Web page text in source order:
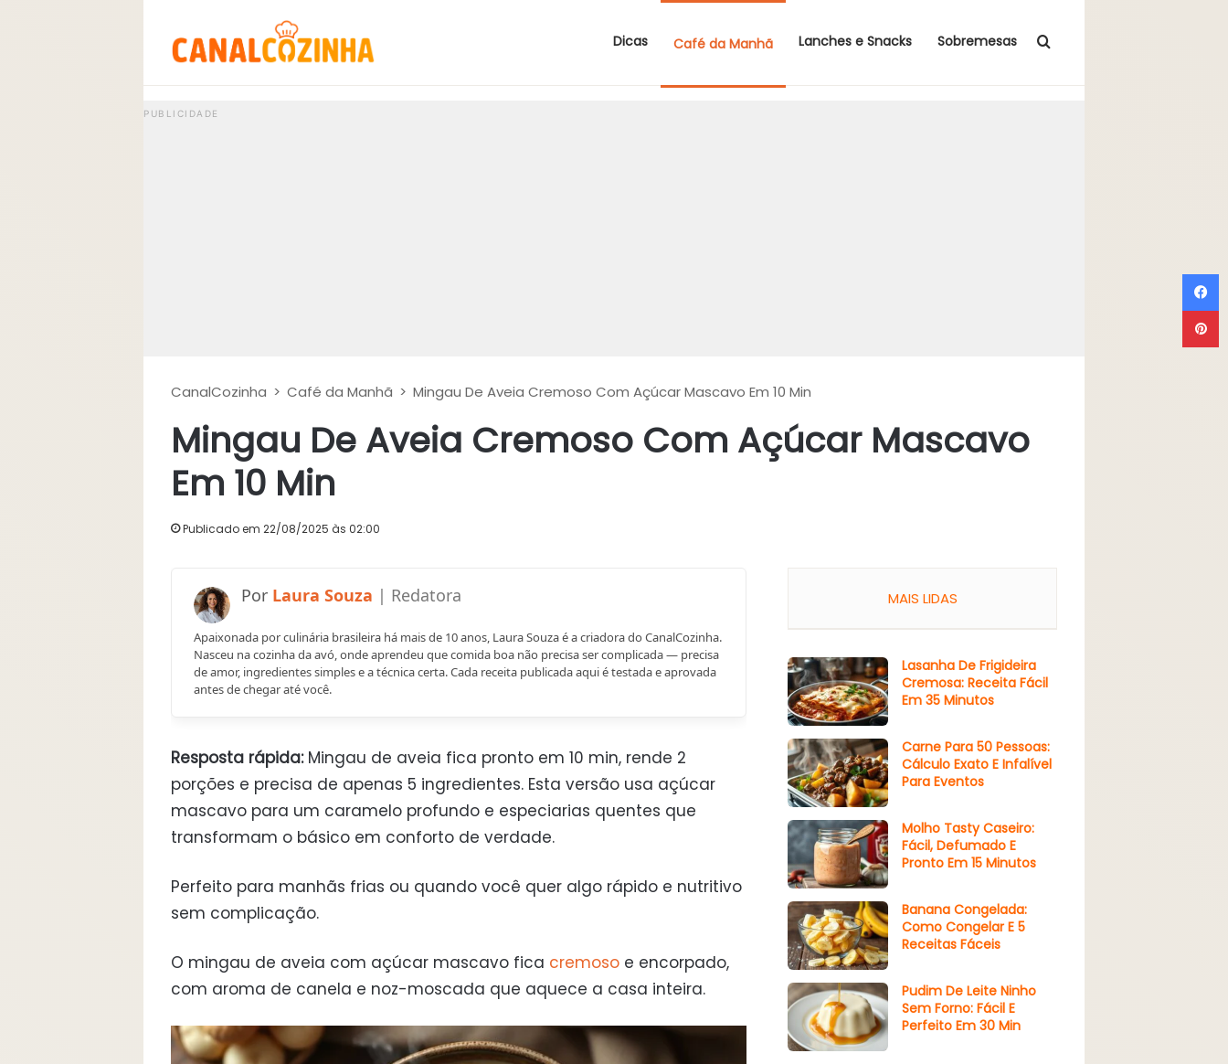
Dicas Café da Manhã Lanches e Snacks Sobremesas Procurar por
CanalCozinha > Café da Manhã > Mingau De Aveia Cremoso Com Açúcar Mascavo Em 10 Min
Mingau De Aveia Cremoso Com Açúcar Mascavo
Em 10 Min
Publicado em 22/08/2025 às 02:00
Laura Souza
Apaixonada por culinária brasileira há mais de 10 anos, Laura Souza é a criadora do CanalCozinha.
Nasceu na cozinha da avó, onde aprendeu que comida boa não precisa ser complicada — precisa
de amor, ingredientes simples e a técnica certa. Cada receita publicada aqui é testada e aprovada
antes de chegar até você.
Resposta rápida:Mingau de aveia fica pronto em 10 min, rende 2
porções e precisa de apenas 5 ingredientes. Esta versão usa açúcar
mascavo para um caramelo profundo e especiarias quentes que
transformam o básico em conforto de verdade.
Perfeito para manhãs frias ou quando você quer algo rápido e nutritivo
sem complicação.
O mingau de aveia com açúcar mascavo fica cremoso e encorpado,
com aroma de canela e noz-moscada que aquece a casa inteira.
MAIS LIDAS
Lasanha De Frigideira
Cremosa: Receita Fácil
Em 35 Minutos
Carne Para 50 Pessoas:
Cálculo Exato E Infalível
Para Eventos
Molho Tasty Caseiro:
Fácil, Defumado E
Pronto Em 15 Minutos
Banana Congelada:
Como Congelar E 5
Receitas Fáceis
Pudim De Leite Ninho
Sem Forno: Fácil E
Perfeito Em 30 Min